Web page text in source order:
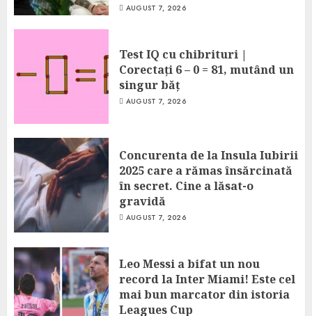
AUGUST 7, 2026
Test IQ cu chibrituri |
Corectați 6 – 0 = 81, mutând un
singur băț
AUGUST 7, 2026
Concurenta de la Insula Iubirii
2025 care a rămas însărcinată
în secret. Cine a lăsat-o
gravidă
AUGUST 7, 2026
Leo Messi a bifat un nou
record la Inter Miami! Este cel
mai bun marcator din istoria
Leagues Cup